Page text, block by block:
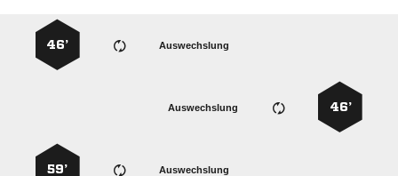
Auswechslung
46’
46’
Auswechslung
Auswechslung
59’